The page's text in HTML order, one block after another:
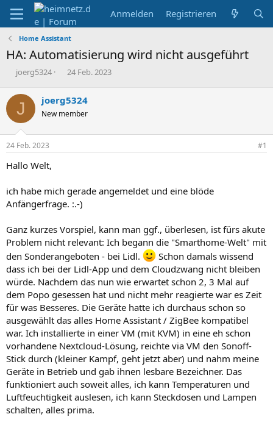
Anmelden Registrieren
Home Assistant
HA: Automatisierung wird nicht ausgeführt
E
s
e
l
l
e
joerg5324
E
t
e
l
24 Feb. 2023
J joerg5324
New member
24 Feb. 2023 #1
Hallo Welt,
ich habe mich gerade angemeldet und eine blöde
Anfängerfrage. :.-)
Ganz kurzes Vorspiel, kann man ggf., überlesen, ist fürs akute
Problem nicht relevant: Ich begann die "Smarthome-Welt" mit
den Sonderangeboten - bei Lidl.
Schon damals wissend
dass ich bei der Lidl-App und dem Cloudzwang nicht bleiben
würde. Nachdem das nun wie erwartet schon 2, 3 Mal auf
dem Popo gesessen hat und nicht mehr reagierte war es Zeit
für was Besseres. Die Geräte hatte ich durchaus schon so
ausgewählt das alles Home Assistant / ZigBee kompatibel
war. Ich installierte in einer VM (mit KVM) in eine eh schon
vorhandene Nextcloud-Lösung, reichte via VM den Sonoff-
Stick durch (kleiner Kampf, geht jetzt aber) und nahm meine
Geräte in Betrieb und gab ihnen lesbare Bezeichner. Das
funktioniert auch soweit alles, ich kann Temperaturen und
Luftfeuchtigkeit auslesen, ich kann Steckdosen und Lampen
schalten, alles prima.